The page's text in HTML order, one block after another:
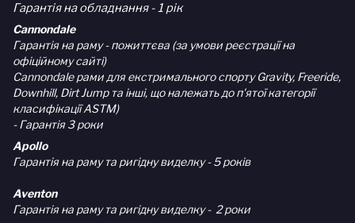
Гарантія на обладнання - 1 рік
Cannondale
Гарантія на раму - пожиттєва (за умови реєстрації на
офіційному сайті)
Cannondale рами для екстримального спорту Gravity, Freeride,
Downhill, Dirt Jump та інші, що належать до п'ятої категорії
класифікації ASTM)
- Гарантія 3 роки
Apollo
Гарантія на раму та ригідну виделку - 5 років
Aventon
Гарантія на раму та ригідну виделку - 2 роки